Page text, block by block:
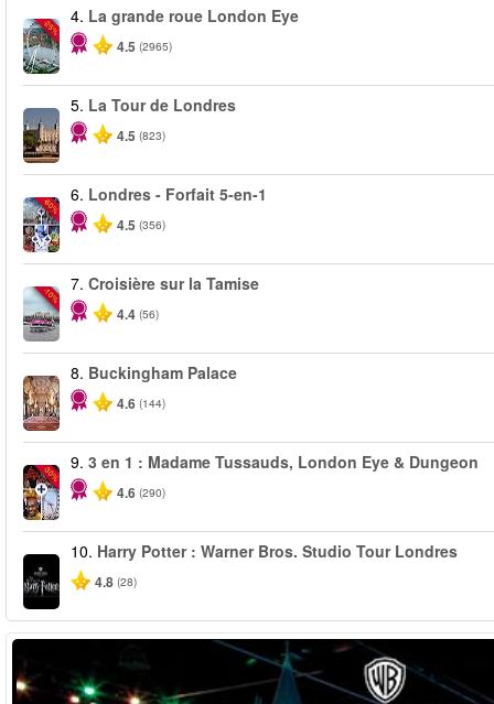
-25%
4. La grande roue London Eye
4.5 (2965)
5. La Tour de Londres
4.5 (823)
-60%
6. Londres - Forfait 5-en-1
4.5 (356)
-10%
7. Croisière sur la Tamise
4.4 (56)
8. Buckingham Palace
4.6 (144)
-30%
9. 3 en 1 : Madame Tussauds, London Eye & Dungeon
4.6 (290)
10. Harry Potter : Warner Bros. Studio Tour Londres
4.8 (28)